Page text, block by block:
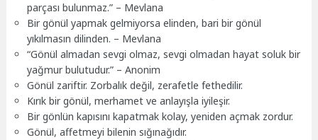
parçası bulunmaz.” – Mevlana
Bir gönül yapmak gelmiyorsa elinden, bari bir gönül
yıkılmasın dilinden. – Mevlana
“Gönül almadan sevgi olmaz, sevgi olmadan hayat soluk bir
yağmur bulutudur.” – Anonim
Gönül zariftir. Zorbalık değil, zerafetle fethedilir.
Kırık bir gönül, merhamet ve anlayışla iyileşir.
Bir gönlün kapısını kapatmak kolay, yeniden açmak zordur.
Gönül, affetmeyi bilenin sığınağıdır.